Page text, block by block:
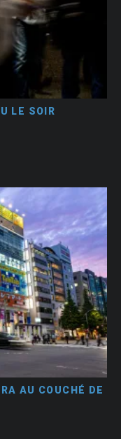
LE SOIR
AU COUCHÉ DE